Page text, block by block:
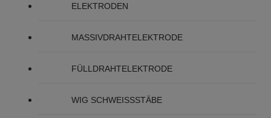
ELEKTRODEN
MASSIVDRAHTELEKTRODE
FÜLLDRAHTELEKTRODE
WIG SCHWEISSSTÄBE